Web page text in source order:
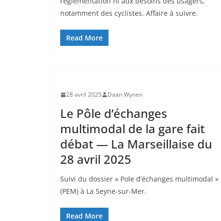
notamment des cyclistes. Affaire à suivre.
Read More
28 avril 2025 Daan Wynen
Le Pôle d’échanges
multimodal de la gare fait
débat — La Marseillaise du
28 avril 2025
Suivi du dossier « Pole d’échanges multimodal »
(PEM) à La Seyne-sur-Mer.
Read More